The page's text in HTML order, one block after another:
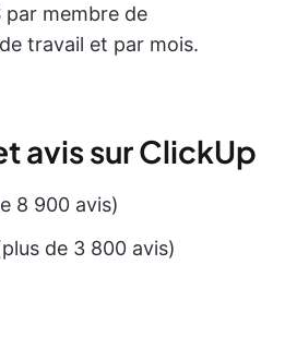
membre de
travail et par mois.
avis sur ClickUp
8 900 avis)
de 3 800 avis)